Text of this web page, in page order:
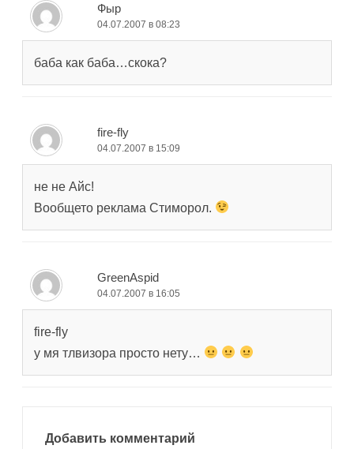
Фыр
04.07.2007 в 08:23
баба как баба…скока?
fire-fly
04.07.2007 в 15:09
не не Айс!
Вообщето реклама Стиморол.
GreenAspid
04.07.2007 в 16:05
fire-fly
у мя тлвизора просто нету…
Добавить комментарий